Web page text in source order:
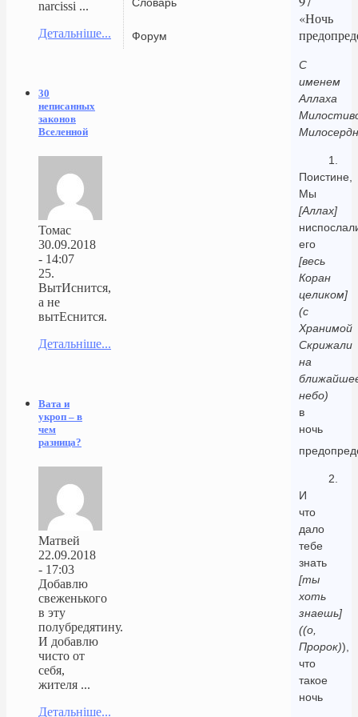
Форум
«Ночь
С
именем
Аллаха
1.
Поистине,
Мы
[Аллах]
его
[весь
Коран
целиком]
(с
Хранимой
Скрижали
на
небо)
в
ночь
2.
И
что
дало
тебе
знать
[ты
хоть
знаешь]
((о,
Пророк)),
что
такое
ночь
narcissi ...
Детальніше...
30
неписанных
законов
Вселенной
Томас
30.09.2018
- 14:07
25.
ВытИснится,
а не
вытЕснится.
Детальніше...
Вата и
укроп – в
чем
разница?
Матвей
22.09.2018
- 17:03
Добавлю
свеженького
в эту
полубредятину.
И добавлю
чисто от
себя,
жителя ...
Детальніше...